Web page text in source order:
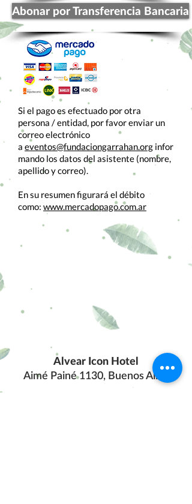
Abonar por Transferencia Bancaria
Si el pago es efectuado por otra
persona / entidad, por favor enviar un
correo electrónico
a eventos@fundaciongarrahan.org infor
mando los datos del asistente (nombre,
apellido y correo).
En su resumen figurará el débito
como: www.mercadopago.com.ar
Alvear Icon Hotel
Aimé Painé 1130, Buenos Aires